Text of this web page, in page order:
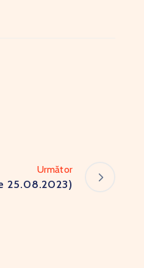
Următor
25.08.2023)